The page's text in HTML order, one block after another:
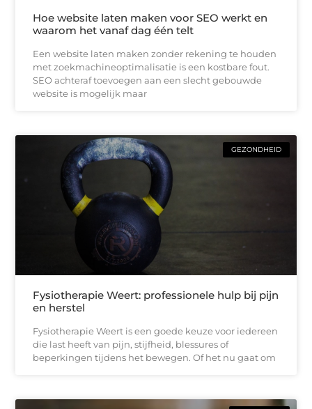
Hoe website laten maken voor SEO werkt en
waarom het vanaf dag één telt
Een website laten maken zonder rekening te houden
met zoekmachineoptimalisatie is een kostbare fout.
SEO achteraf toevoegen aan een slecht gebouwde
website is mogelijk maar
GEZONDHEID
Fysiotherapie Weert: professionele hulp bij pijn
en herstel
Fysiotherapie Weert is een goede keuze voor iedereen
die last heeft van pijn, stijfheid, blessures of
beperkingen tijdens het bewegen. Of het nu gaat om